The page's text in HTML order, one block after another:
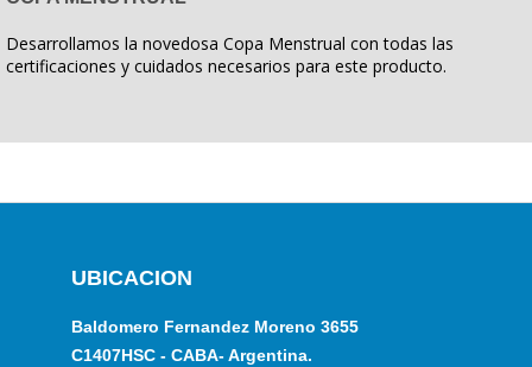
Desarrollamos la novedosa Copa Menstrual con todas las
certificaciones y cuidados necesarios para este producto.
UBICACION
Baldomero Fernandez Moreno 3655
C1407HSC - CABA- Argentina.